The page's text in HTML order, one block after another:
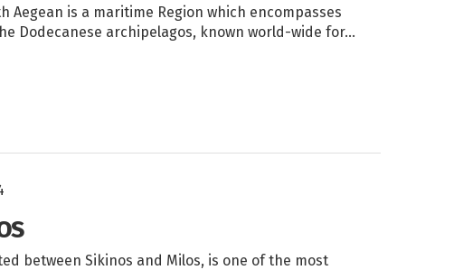
Aegean is a maritime Region which encompasses
Dodecanese archipelagos, known world-wide for…
between Sikinos and Milos, is one of the most